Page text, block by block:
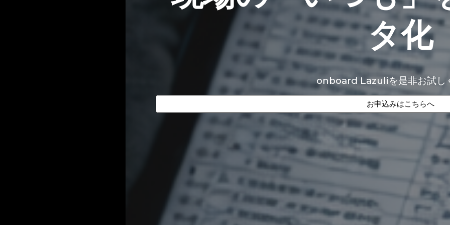
タ化
onboard Lazuliを是非お試し
お申込みはこちらへ